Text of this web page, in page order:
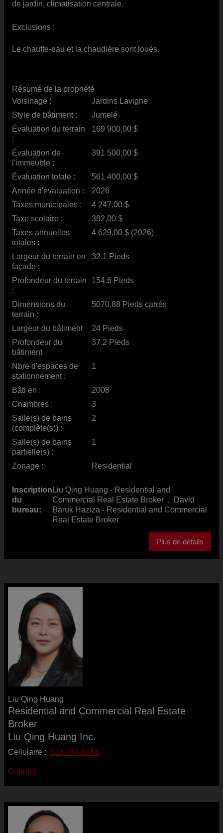
de jardin, climatisation centrale.
Exclusions :
Le chauffe-eau et la chaudière sont loués.
Résumé de la propriété
Voisinage :
Jardins Lavigne
Style de bâtiment :
Jumelé
Évaluation du terrain
:
169 900,00 $
Évaluation de
l'immeuble :
391 500,00 $
Évaluation totale :
561 400,00 $
Année d'évaluation :
2026
Taxes municipales :
4 247,00 $
Taxe scolaire :
382,00 $
Taxes annuelles
totales :
4 629,00 $ (2026)
Largeur du terrain en
façade :
32.1 Pieds
Profondeur du terrain
:
154.6 Pieds
Dimensions du
terrain :
5070.88 Pieds carrés
Largeur du bâtiment
24 Pieds
Profondeur du
bâtiment
37.2 Pieds
Nbre d'espaces de
stationnement :
1
Bâti en :
2008
Chambres :
3
Salle(s) de bains
(complète(s)) :
2
Salle(s) de bains
partielle(s) :
1
Zonage : Residential
Inscription
du
bureau:
Liu Qing Huang - Residential and
Commercial Real Estate Broker ,
David
Baruk Haziza - Residential and Commercial
Real Estate Broker
Plus de détails
Liu Qing Huang
Residential and Commercial Real Estate
Broker
Liu Qing Huang Inc.
Cellulaire : 514.744.6688
Courriel